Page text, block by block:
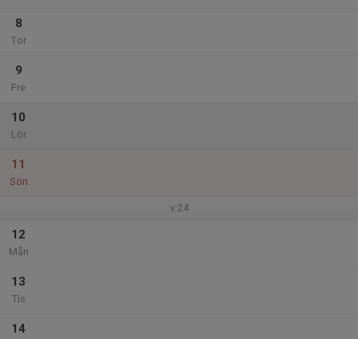
8
Tor
9
Fre
10
Lör
11
Sön
v.24
12
Mån
13
Tis
14